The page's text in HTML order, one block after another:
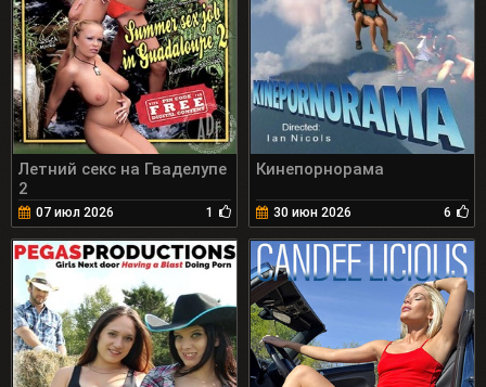
Летний секс на Гваделупе
2
07 июл 2026 1
Кинепорнорама
30 июн 2026 6